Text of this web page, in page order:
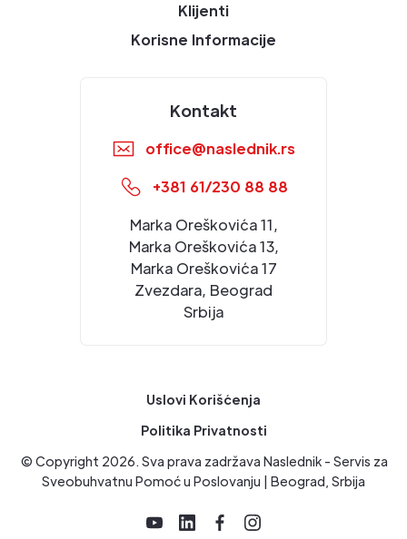
Klijenti
Korisne Informacije
Kontakt
office@naslednik.rs
+381 61/230 88 88
Marka Oreškovića 11,
Marka Oreškovića 13,
Marka Oreškovića 17
Zvezdara, Beograd
Srbija
Uslovi Korišćenja
Politika Privatnosti
© Copyright 2026. Sva prava zadržava Naslednik - Servis za
Sveobuhvatnu Pomoć u Poslovanju | Beograd, Srbija